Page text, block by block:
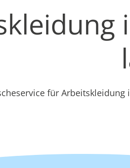
für